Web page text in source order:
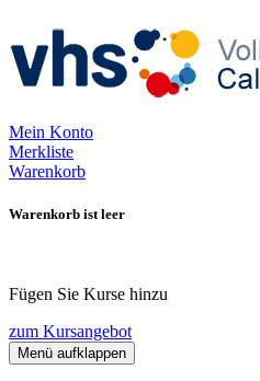
Mein Konto
Merkliste
Warenkorb
Warenkorb ist leer
Fügen Sie Kurse hinzu
zum Kursangebot
Menü aufklappen